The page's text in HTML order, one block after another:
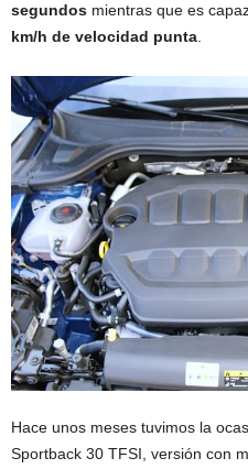
segundos mientras que es
km/h de velocidad punta.
Hace unos meses tuvimos la
Sportback 30 TFSI, versión con